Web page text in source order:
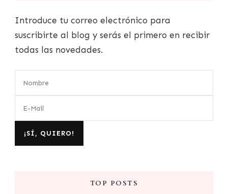
Introduce tu correo electrónico para
suscribirte al blog y serás el primero en recibir
todas las novedades.
TOP POSTS